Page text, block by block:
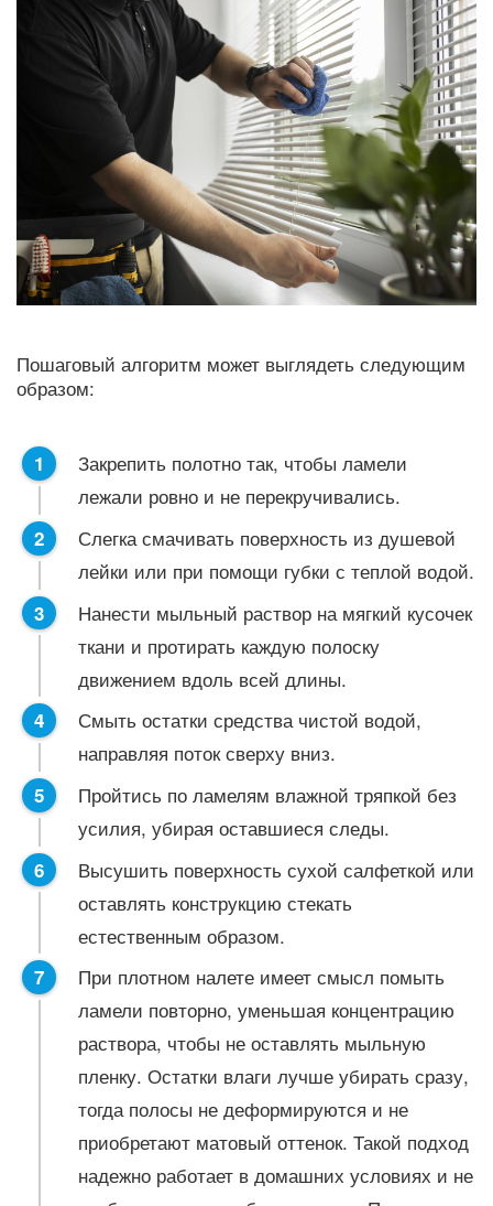
Пошаговый алгоритм может выглядеть следующим
образом:
Закрепить полотно так, чтобы ламели
лежали ровно и не перекручивались.
Слегка смачивать поверхность из душевой
лейки или при помощи губки с теплой водой.
Нанести мыльный раствор на мягкий кусочек
ткани и протирать каждую полоску
движением вдоль всей длины.
Смыть остатки средства чистой водой,
направляя поток сверху вниз.
Пройтись по ламелям влажной тряпкой без
усилия, убирая оставшиеся следы.
Высушить поверхность сухой салфеткой или
оставлять конструкцию стекать
естественным образом.
При плотном налете имеет смысл помыть
ламели повторно, уменьшая концентрацию
раствора, чтобы не оставлять мыльную
пленку. Остатки влаги лучше убирать сразу,
тогда полосы не деформируются и не
приобретают матовый оттенок. Такой подход
надежно работает в домашних условиях и не